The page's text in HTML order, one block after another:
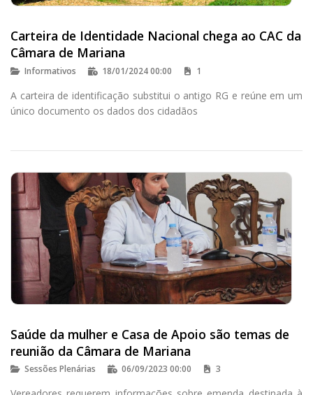
Carteira de Identidade Nacional chega ao CAC da
Câmara de Mariana
Informativos 18/01/2024 00:00 1
A carteira de identificação substitui o antigo RG e reúne em um
único documento os dados dos cidadãos
Saúde da mulher e Casa de Apoio são temas de
reunião da Câmara de Mariana
Sessões Plenárias 06/09/2023 00:00 3